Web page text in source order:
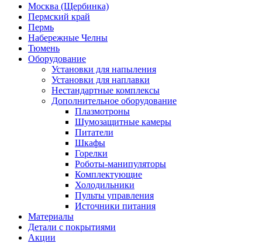
Москва (Щербинка)
Пермский край
Пермь
Набережные Челны
Тюмень
Оборудование
Установки для напыления
Установки для наплавки
Нестандартные комплексы
Дополнительное оборудование
Плазмотроны
Шумозащитные камеры
Питатели
Шкафы
Горелки
Роботы-манипуляторы
Комплектующие
Холодильники
Пульты управления
Источники питания
Материалы
Детали с покрытиями
Акции